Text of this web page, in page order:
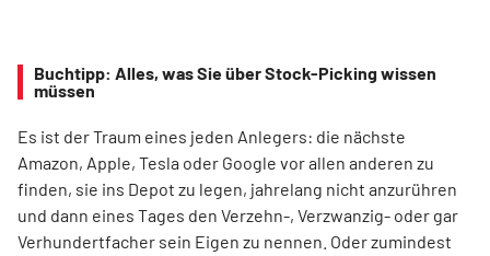
Buchtipp: Alles, was Sie über Stock-Picking wissen
müssen
Es ist der Traum eines jeden Anlegers: die nächste
Amazon, Apple, Tesla oder Google vor allen anderen zu
finden, sie ins Depot zu legen, jahrelang nicht anzurühren
und dann eines Tages den Verzehn-, Verzwanzig- oder gar
Verhundertfacher sein Eigen zu nennen. Oder zumindest